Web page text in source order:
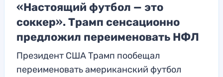
«Настоящий футбол — это
соккер». Трамп сенсационно
предложил переименовать НФЛ
Президент США Трамп пообещал
переименовать американский футбол